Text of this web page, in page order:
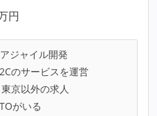
円
アジャイル開発
のサービスを運営
東京以外の求人
がいる